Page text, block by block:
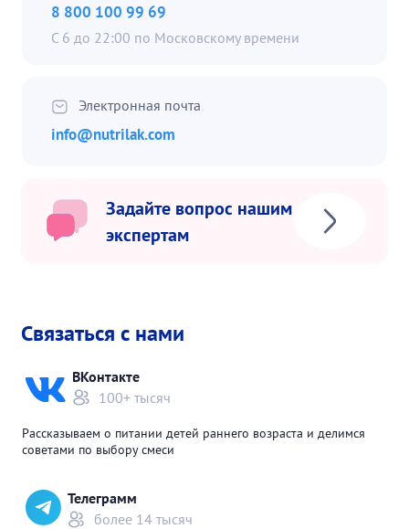
8 800 100 99 69
С 6 до 22:00 по Московскому времени
Электронная почта
info@nutrilak.com
Задайте вопрос нашим
экспертам
Связаться с нами
ВКонтакте
100+ тысяч
Рассказываем о питании детей раннего возраста и делимся
советами по выбору смеси
Телеграмм
более 14 тысяч